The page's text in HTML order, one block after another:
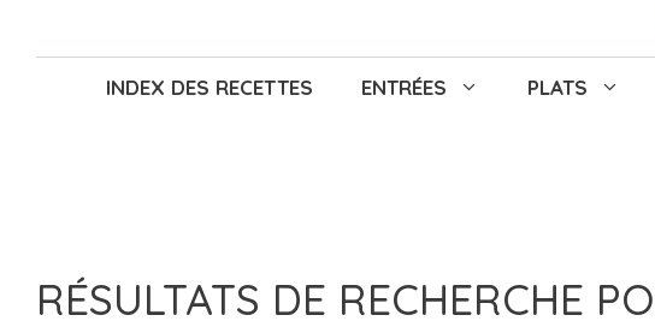
INDEX DES RECETTES ENTRÉES PLATS
RÉSULTATS DE RECHERCHE